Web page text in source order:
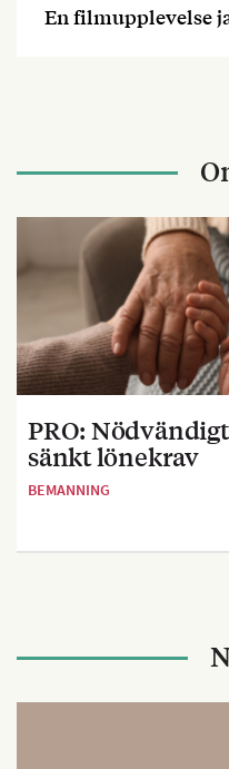
En filmupplevelse
PRO:
sänkt lönekrav
BEMANNING